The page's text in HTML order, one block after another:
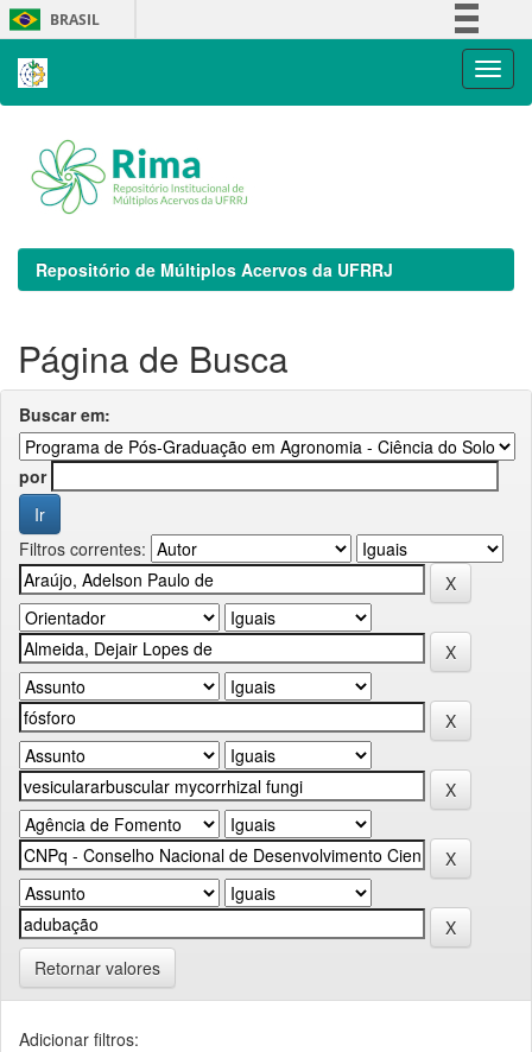
Skip
navigation
BRASIL
Repositório de Múltiplos Acervos da UFRRJ
Página de Busca
Buscar em:
por
Filtros correntes:
Retornar valores
Adicionar filtros: